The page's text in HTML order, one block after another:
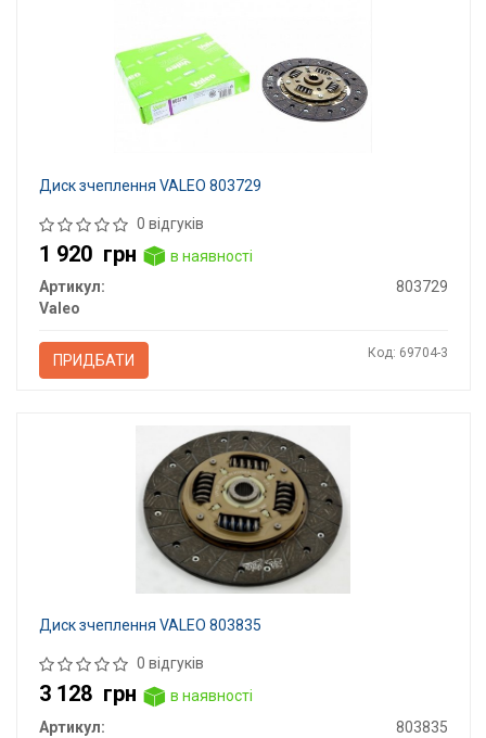
Диск зчеплення VALEO 803729
0 відгуків
1 920 грн
в наявності
Артикул:
803729
Valeo
ПРИДБАТИ Код: 69704-3
Диск зчеплення VALEO 803835
0 відгуків
3 128 грн
в наявності
Артикул:
803835